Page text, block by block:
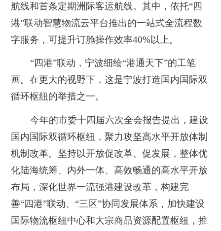
航线和首条定期洲际客运航线。其中，依托“四
港”联动智慧物流云平台推出的一站式全流程数
字服务，可提升订舱操作效率40%以上。
“四港”联动，宁波细绘“港通天下”的工笔
画。在更大的视野下，这是宁波打造国内国际双
循环枢纽的举措之一。
今年的市委十四届六次全会报告提出，建设
国内国际双循环枢纽，聚力攻坚高水平开放体制
机制改革。坚持以开放促改革、促发展，整体优
化陆海统筹、内外一体、高效畅通的高水平开放
布局，深化世界一流强港建设改革，构建完
善“四港”联动、“三区”协同发展体系，加快建设
国际物流枢纽中心和大宗商品资源配置枢纽，推